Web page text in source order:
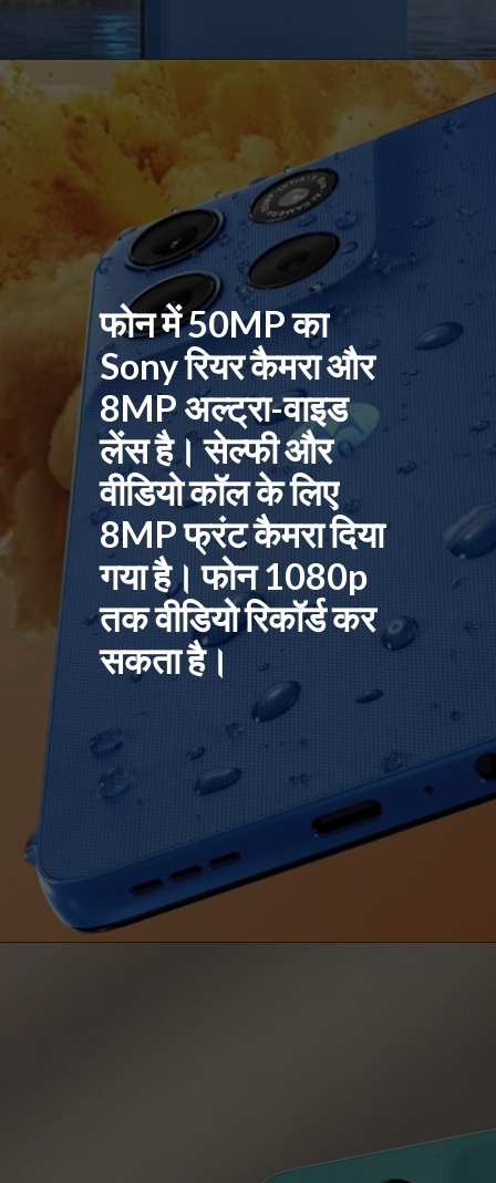
फोन में 50MP का
Sony रियर कैमरा और
8MP अल्ट्रा-वाइड
लेंस है। सेल्फी और
वीडियो कॉल के लिए
8MP फ्रंट कैमरा दिया
गया है। फोन 1080p
तक वीडियो रिकॉर्ड कर
सकता है।